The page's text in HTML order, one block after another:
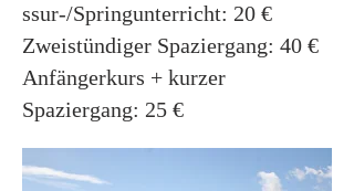
ssur-/Springunterricht: 20 €
Zweistündiger Spaziergang: 40 €
Anfängerkurs + kurzer
Spaziergang: 25 €